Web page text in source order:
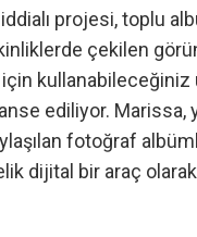
projesi, toplu
çekilen
için
ediliyor. Marissa,
fotoğraf
dijital bir araç olarak